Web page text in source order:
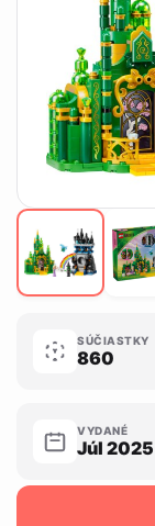
SÚČIASTKY
860
VYDANÉ
Júl 2025